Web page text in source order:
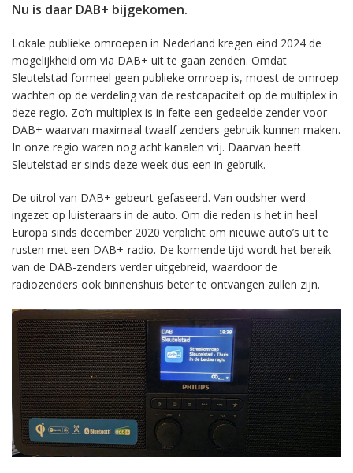
Nu is daar DAB+ bijgekomen.
Lokale publieke omroepen in Nederland kregen eind 2024 de
mogelijkheid om via DAB+ uit te gaan zenden. Omdat
Sleutelstad formeel geen publieke omroep is, moest de omroep
wachten op de verdeling van de restcapaciteit op de multiplex in
deze regio. Zo’n multiplex is in feite een gedeelde zender voor
DAB+ waarvan maximaal twaalf zenders gebruik kunnen maken.
In onze regio waren nog acht kanalen vrij. Daarvan heeft
Sleutelstad er sinds deze week dus een in gebruik.
De uitrol van DAB+ gebeurt gefaseerd. Van oudsher werd
ingezet op luisteraars in de auto. Om die reden is het in heel
Europa sinds december 2020 verplicht om nieuwe auto’s uit te
rusten met een DAB+-radio. De komende tijd wordt het bereik
van de DAB-zenders verder uitgebreid, waardoor de
radiozenders ook binnenshuis beter te ontvangen zullen zijn.